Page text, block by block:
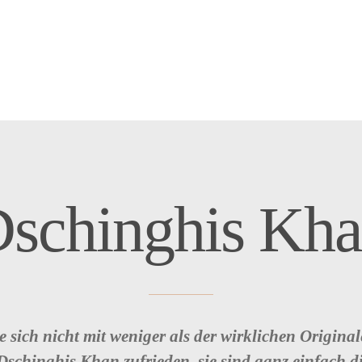
sich nicht mit weniger als der wirklichen